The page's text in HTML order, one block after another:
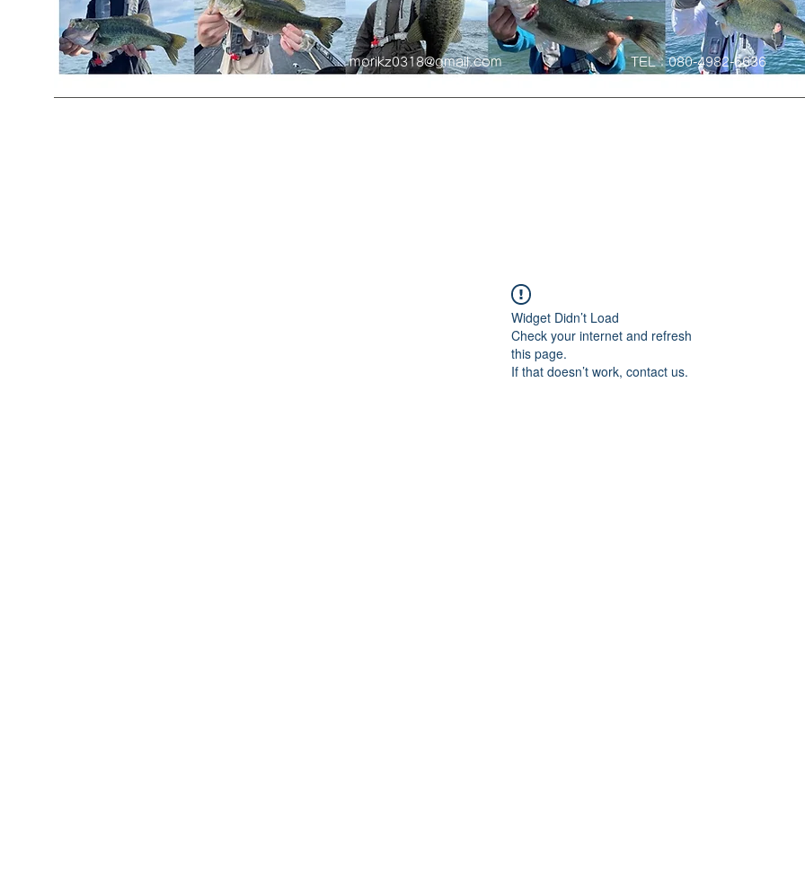
morikz0318@gmail.com TEL：080-4982-6636
Widget Didn’t Load
Check your internet and refresh
this page.
If that doesn’t work, contact us.